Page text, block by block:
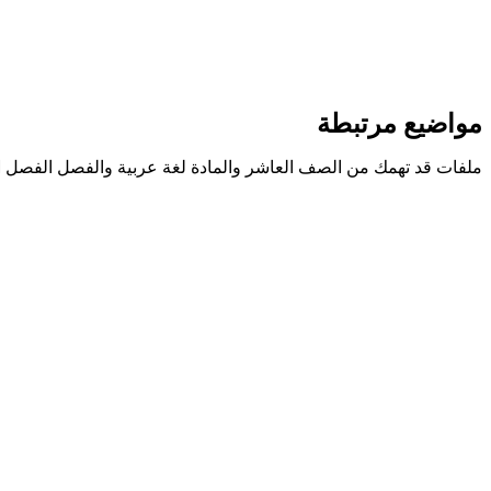
مواضيع مرتبطة
ملفات قد تهمك من الصف العاشر والمادة لغة عربية والفصل الفصل